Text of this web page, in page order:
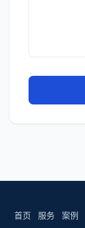
首页 服务 案例